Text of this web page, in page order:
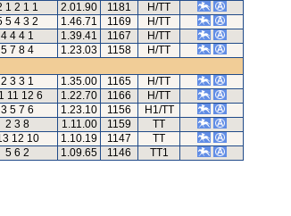
1 2 1 1 2.01.90 1181
H/TT
5 4 3 2 1.46.71 1169
H/TT
4 4 4 1 1.39.41 1167
H/TT
5 7 8 4 1.23.03 1158
H/TT
2 3 3 1 1.35.00 1165
H/TT
11 12 6 1.22.70 1166
H/TT
3 5 7 6 1.23.10 1156
H1/TT
2 3 8 1.11.00 1159
TT
12 10 1.10.19 1147
TT
5 6 2 1.09.65 1146 TT1